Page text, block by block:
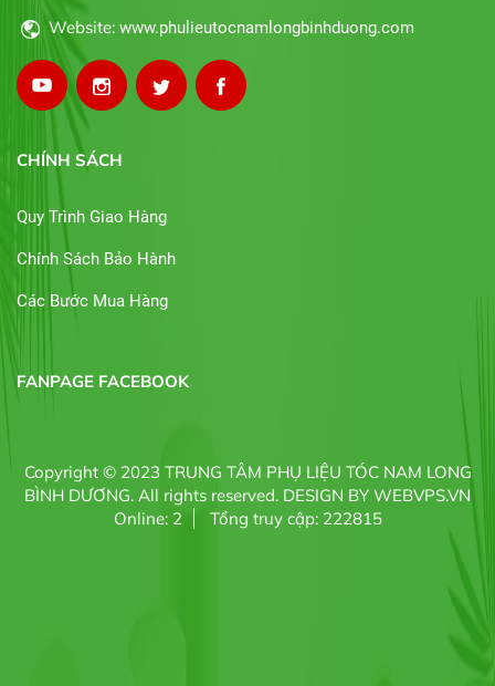
Website: www.phulieutocnamlongbinhduong.com
CHÍNH SÁCH
Quy Trình Giao Hàng
Chính Sách Bảo Hành
Các Bước Mua Hàng
FANPAGE FACEBOOK
Copyright © 2023 TRUNG TÂM PHỤ LIỆU TÓC NAM LONG
BÌNH DƯƠNG. All rights reserved. DESIGN BY WEBVPS.VN
Online: 2
Tổng truy cập: 222815